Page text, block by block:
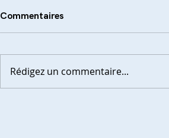
Commentaires
Rédigez un commentaire...